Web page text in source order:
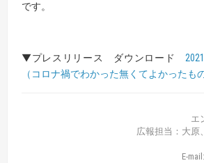
です。
▼プレスリリース ダウンロード
（コロナ禍でわかった無くてよかったもの
エ
広報担当：大原
E-mail: